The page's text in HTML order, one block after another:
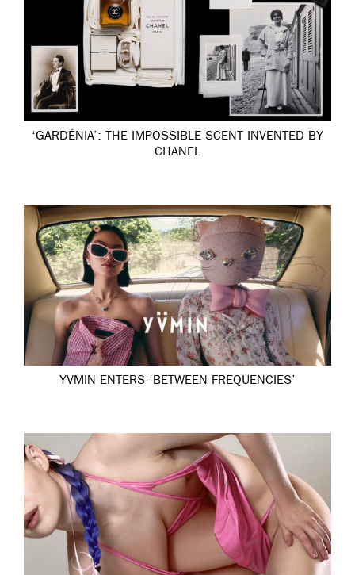
‘GARDÉNIA’: THE IMPOSSIBLE SCENT INVENTED BY
CHANEL
YVMIN ENTERS ‘BETWEEN FREQUENCIES’